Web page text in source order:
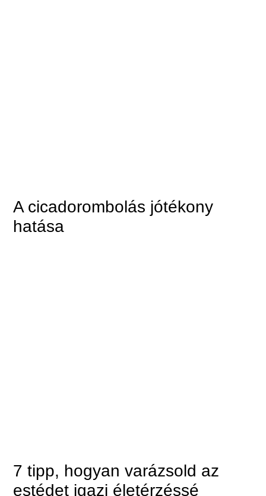
A cicadorombolás jótékony
hatása
7 tipp, hogyan varázsold az
estédet igazi életérzéssé